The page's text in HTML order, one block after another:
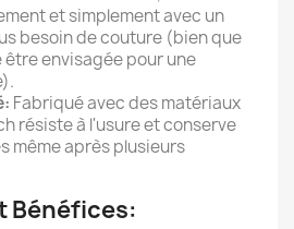
et simplement avec un
besoin de couture (bien que
envisagée pour une
Fabriqué avec des matériaux
résiste à l'usure et conserve
même après plusieurs
Bénéfices: